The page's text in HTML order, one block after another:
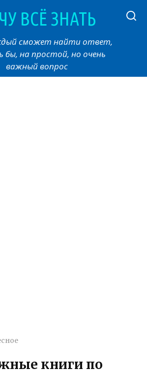
ВСЁ ЗНАТЬ
сможет найти ответ,
бы, на простой, но очень
важный вопрос
книги по